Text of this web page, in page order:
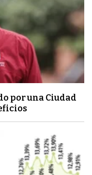
por una Ciudad